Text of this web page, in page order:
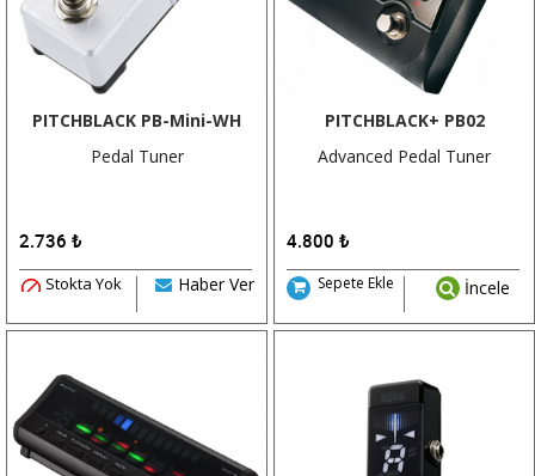
PITCHBLACK PB-Mini-WH
Pedal Tuner
2.736 ₺
Stokta Yok
Haber Ver
PITCHBLACK+ PB02
Advanced Pedal Tuner
4.800 ₺
Sepete Ekle İncele